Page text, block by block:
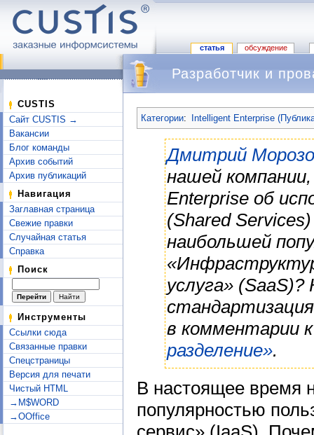
статья обсуждение
CUSTIS
Сайт CUSTIS →
Вакансии
Блог команды
Архив событий
Архив публикаций
Навигация
Заглавная страница
Свежие правки
Случайная статья
Справка
Поиск
Инструменты
Ссылки сюда
Связанные правки
Спецстраницы
Версия для печати
Чистый HTML
→M$WORD
→OOffice
Разработчик и
Категории: Intelligent Enterprise
Дмитрий
нашей компании,
Enterprise об
(Shared
наибольшей
услуга»
в комментарии
разделение».
В настоящее время
популярностью